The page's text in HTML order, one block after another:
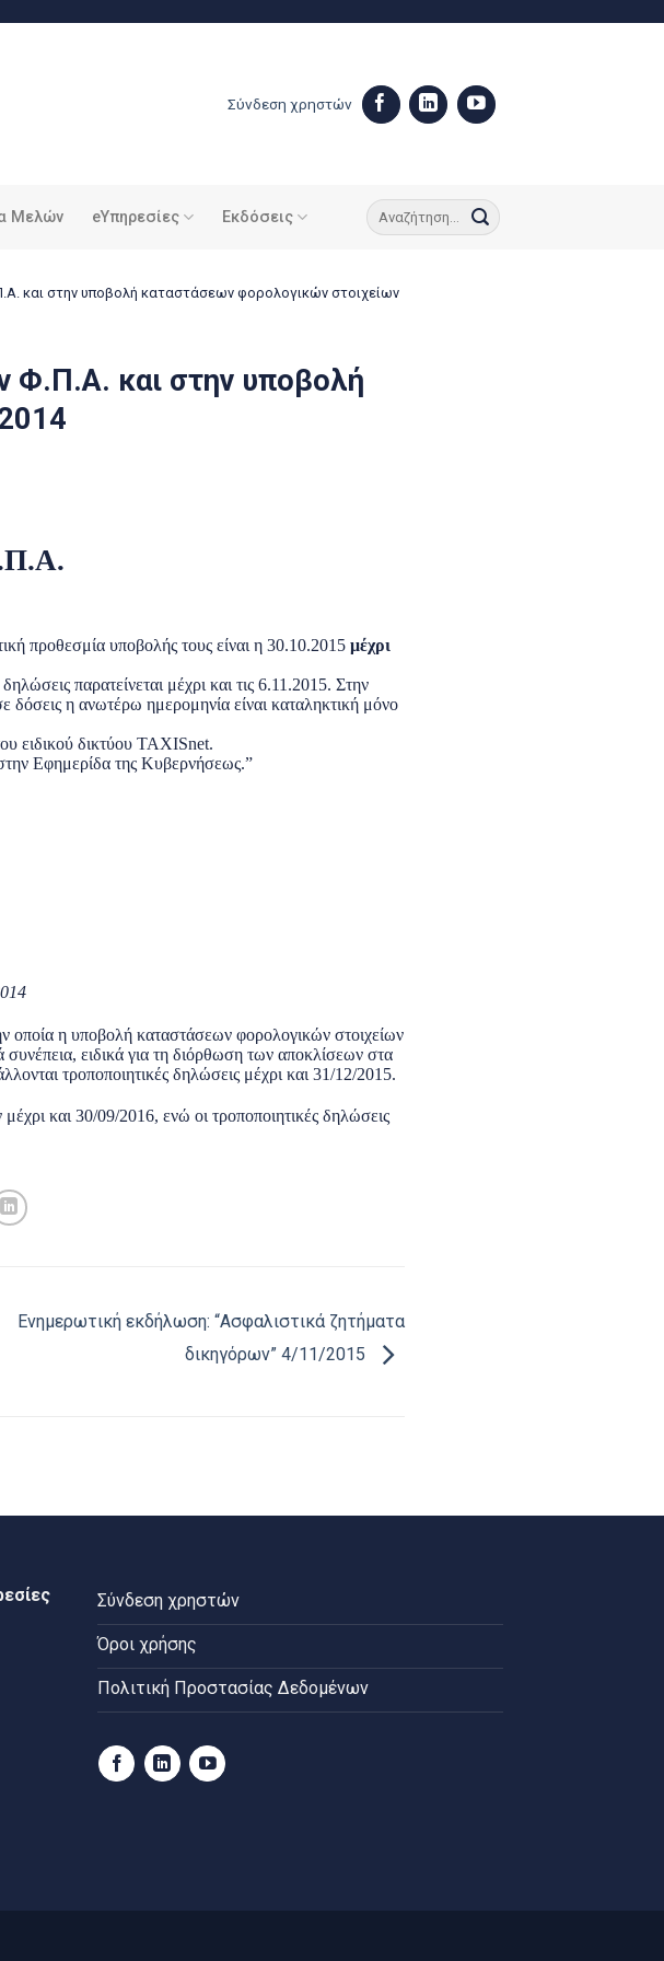
Σύνδεση χρηστών
Μελών eΥπηρεσίες Εκδόσεις
και στην υποβολή καταστάσεων φορολογικών στοιχείων
Φ.Π.Α. και στην υποβολή
προθεσμία υποβολής τους είναι η 30.10.2015 μέχρι
παρατείνεται μέχρι και τις 6.11.2015. Στην
δόσεις η ανωτέρω ημερομηνία είναι καταληκτική μόνο
ειδικού δικτύου TAXISnet.
Εφημερίδα της Κυβερνήσεως.”
η υποβολή καταστάσεων φορολογικών στοιχείων
ειδικά για τη διόρθωση των αποκλίσεων στα
τροποποιητικές δηλώσεις μέχρι και 31/12/2015.
και 30/09/2016, ενώ οι τροποποιητικές δηλώσεις
Ενημερωτική εκδήλωση: “Ασφαλιστικά ζητήματα
δικηγόρων” 4/11/2015
Σύνδεση χρηστών
Όροι χρήσης
Πολιτική Προστασίας Δεδομένων